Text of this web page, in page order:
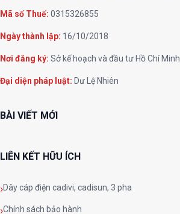
Mã số Thuế: 0315326855
Ngày thành lập: 16/10/2018
Nơi đăng ký: Sở kế hoạch và đầu tư Hồ Chí Minh
Đại diện pháp luật: Dư Lệ Nhiên
BÀI VIẾT MỚI
LIÊN KẾT HỮU ÍCH
Dây cáp điện cadivi, cadisun, 3 pha
Chính sách bảo hành